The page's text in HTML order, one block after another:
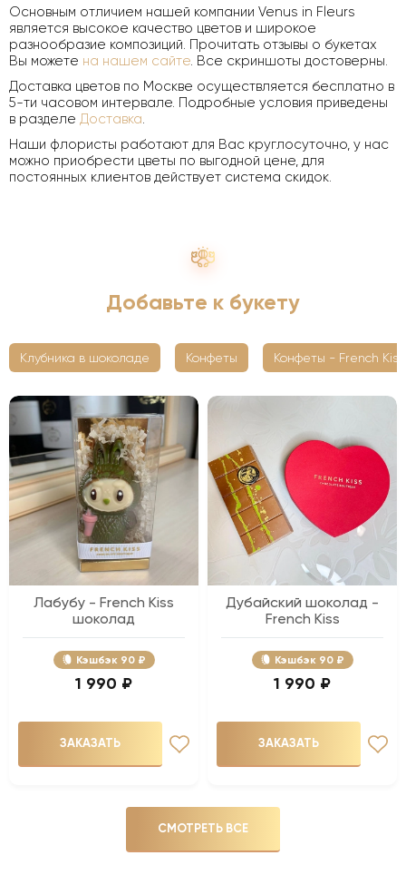
Основным отличием нашей компании Venus in Fleurs
является высокое качество цветов и широкое
разнообразие композиций. Прочитать отзывы о букетах
Вы можете на нашем сайте. Все скриншоты достоверны.
Доставка цветов по Москве осуществляется бесплатно в
5-ти часовом интервале. Подробные условия приведены
в разделе Доставка.
Наши флористы работают для Вас круглосуточно, у нас
можно приобрести цветы по выгодной цене, для
постоянных клиентов действует система скидок.
Добавьте к букету
Клубника в шоколаде Конфеты Конфеты - French Kiss
Лабубу - French Kiss
шоколад
Кэшбэк 90 ₽
1 990 ₽
ЗАКАЗАТЬ
Дубайский шоколад -
French Kiss
Кэшбэк 90 ₽
1 990 ₽
ЗАКАЗАТЬ
СМОТРЕТЬ ВСЕ